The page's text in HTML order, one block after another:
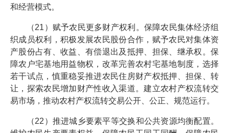
和经营模式。
（21）赋予农民更多财产权利。保障农民集体经济组
织成员权利，积极发展农民股份合作，赋予农民对集体资
产股份占有、收益、有偿退出及抵押、担保、继承权。保
障农户宅基地用益物权，改革完善农村宅基地制度，选择
若干试点，慎重稳妥推进农民住房财产权抵押、担保、转
让，探索农民增加财产性收入渠道。建立农村产权流转交
易市场，推动农村产权流转交易公开、公正、规范运行。
（22）推进城乡要素平等交换和公共资源均衡配置。